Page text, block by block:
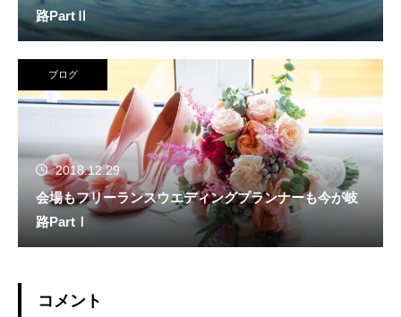
路PartⅡ
ブログ
2018.12.29
会場もフリーランスウエディングプランナーも今が岐
路PartⅠ
コメント